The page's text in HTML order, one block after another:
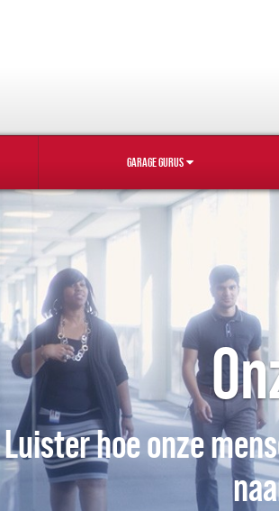
GARAGE GURUS
Luister hoe onze